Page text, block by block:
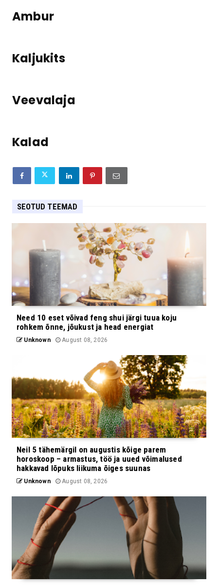
Ambur
Kaljukits
Veevalaja
Kalad
SEOTUD TEEMAD
Need 10 eset võivad feng shui järgi tuua koju
rohkem õnne, jõukust ja head energiat
Unknown August 08, 2026
Neil 5 tähemärgil on augustis kõige parem
horoskoop – armastus, töö ja uued võimalused
hakkavad lõpuks liikuma õiges suunas
Unknown August 08, 2026